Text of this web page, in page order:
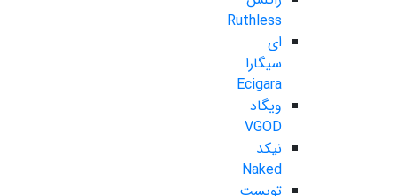
Ruthless
ای
سیگارا
Ecigara
ویگاد
VGOD
نیکد
Naked
تویست